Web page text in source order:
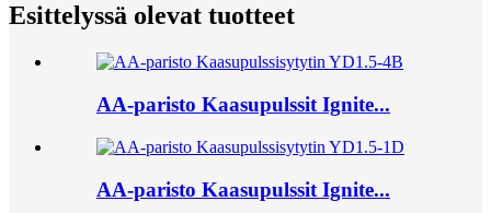
Esittelyssä olevat tuotteet
AA-paristo Kaasupulssit Ignite...
AA-paristo Kaasupulssit Ignite...